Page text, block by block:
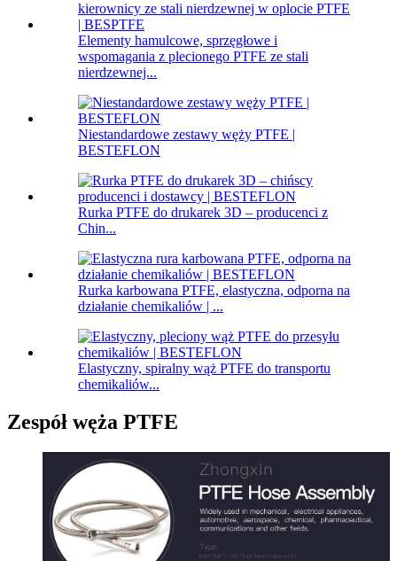
Elementy hamulcowe, sprzęgłowe i
wspomagania z plecionego PTFE ze stali
nierdzewnej...
Niestandardowe zestawy węży PTFE |
BESTEFLON
Rurka PTFE do drukarek 3D – producenci z
Chin...
Rurka karbowana PTFE, elastyczna, odporna na
działanie chemikaliów | ...
Elastyczny, spiralny wąż PTFE do transportu
chemikaliów...
Zespół węża PTFE